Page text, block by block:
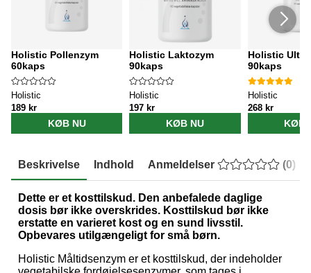
Holistic Pollenzym
60kaps
Holistic
189 kr
KØB NU
Holistic Laktozym
90kaps
Holistic
197 kr
KØB NU
Holistic
90kaps
Holistic
268 kr
KØB
Beskrivelse Indhold Anmeldelser (0)
Dette er et kosttilskud. Den anbefalede daglige
dosis bør ikke overskrides. Kosttilskud bør ikke
erstatte en varieret kost og en sund livsstil.
Opbevares utilgængeligt for små børn.
Holistic Måltidsenzym er et kosttilskud, der indeholder